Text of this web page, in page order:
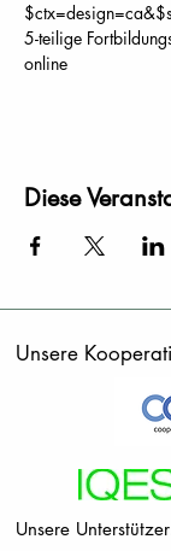
5-teilige
online
Diese
Unsere
Unsere